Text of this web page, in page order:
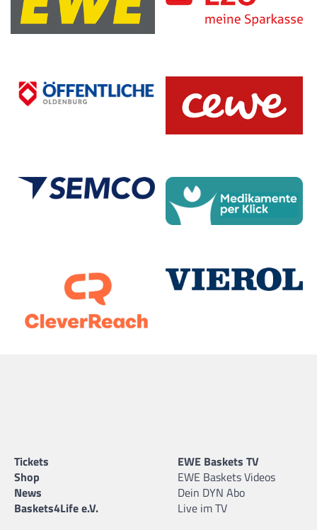
Tickets
Shop
News
Baskets4Life e.V.
EWE Baskets TV
EWE Baskets Videos
Dein DYN Abo
Live im TV